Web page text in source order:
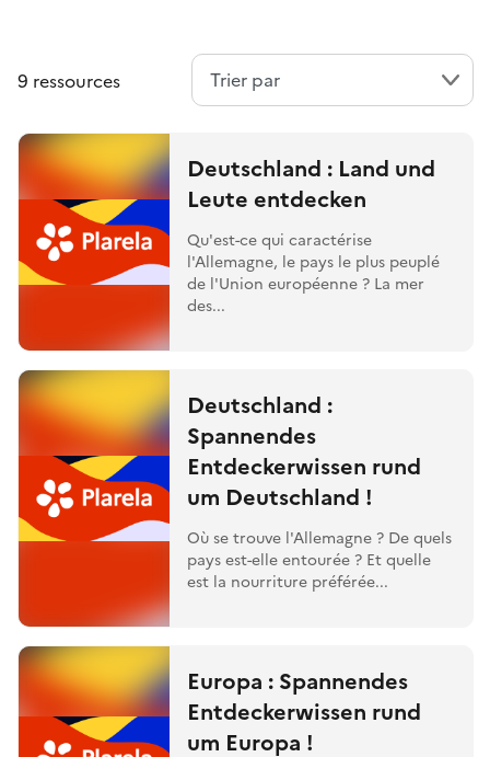
9 ressources
Deutschland : Land und
Leute entdecken
Qu'est-ce qui caractérise
l'Allemagne, le pays le plus peuplé
de l'Union européenne ? La mer
des...
Deutschland :
Spannendes
Entdeckerwissen rund
um Deutschland !
Où se trouve l'Allemagne ? De quels
pays est-elle entourée ? Et quelle
est la nourriture préférée...
Europa : Spannendes
Entdeckerwissen rund
um Europa !